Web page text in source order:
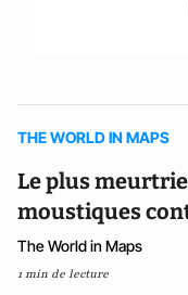
THE WORLD IN MAPS
Le plus
moustiques
The World in Maps
1 min de lecture